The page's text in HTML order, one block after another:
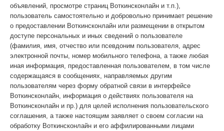
объявлений, просмотре страниц Воткинсконлайн и т.п.),
пользователь самостоятельно и добровольно принимает решение
о предоставлении Воткинсконлайн или размещении в открытом
доступе персональных и иных сведений о пользователе
(фамилия, имя, отчество или псевдоним пользователя, адрес
электронной почты, номер мобильного телефона, а также любая
иная информация, предоставленная пользователем, в том числе
содержащаяся в сообщениях, направляемых другим
пользователям через форму обратной связи в интерфейсе
Воткинсконлайн, информация о действиях пользователя на
Воткинсконлайн и пр.) для целей исполнения пользовательского
соглашения, а также настоящим заявляет о своем согласии на
обработку Воткинсконлайн и его аффилированными лицами